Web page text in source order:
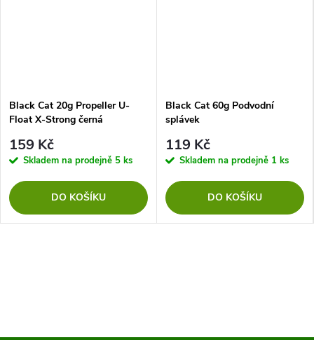
Black Cat 20g Propeller U-
Float X-Strong černá
159 Kč
Skladem na prodejně 5 ks
DO KOŠÍKU
Black Cat 60g Podvodní
splávek
119 Kč
Skladem na prodejně 1 ks
DO KOŠÍKU